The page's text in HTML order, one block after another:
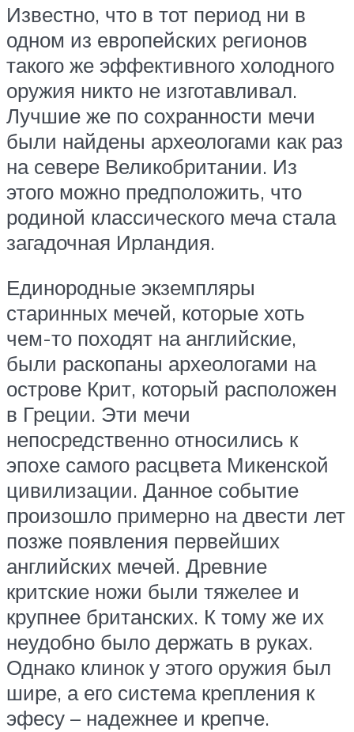
Известно, что в тот период ни в
одном из европейских регионов
такого же эффективного холодного
оружия никто не изготавливал.
Лучшие же по сохранности мечи
были найдены археологами как раз
на севере Великобритании. Из
этого можно предположить, что
родиной классического меча стала
загадочная Ирландия.
Единородные экземпляры
старинных мечей, которые хоть
чем-то походят на английские,
были раскопаны археологами на
острове Крит, который расположен
в Греции. Эти мечи
непосредственно относились к
эпохе самого расцвета Микенской
цивилизации. Данное событие
произошло примерно на двести лет
позже появления первейших
английских мечей. Древние
критские ножи были тяжелее и
крупнее британских. К тому же их
неудобно было держать в руках.
Однако клинок у этого оружия был
шире, а его система крепления к
эфесу – надежнее и крепче.